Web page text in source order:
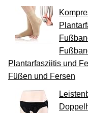
Plantarfasziitis und
Füßen und Fersen